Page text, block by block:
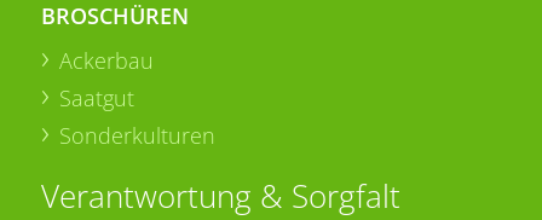
BROSCHÜREN
Ackerbau
Saatgut
Sonderkulturen
Verantwortung & Sorgfalt